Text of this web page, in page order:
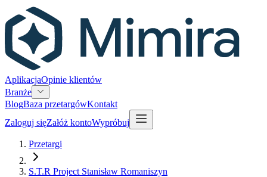
AplikacjaOpinie klientów
Branże
BlogBaza przetargówKontakt
Zaloguj sięZałóż kontoWypróbuj
Przetargi
S.T.R Project Stanisław Romaniszyn